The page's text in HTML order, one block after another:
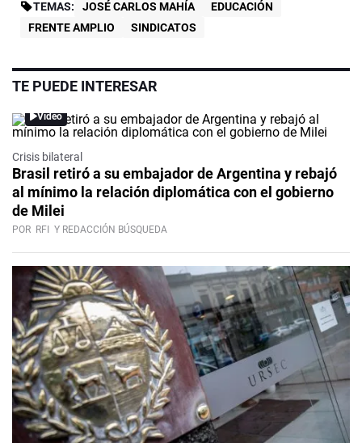
TEMAS: JOSÉ CARLOS MAHÍA
EDUCACIÓN
FRENTE AMPLIO
SINDICATOS
TE PUEDE INTERESAR
Video
Crisis bilateral
Brasil retiró a su embajador de Argentina y rebajó
al mínimo la relación diplomática con el gobierno
de Milei
POR RFI Y REDACCIÓN BÚSQUEDA